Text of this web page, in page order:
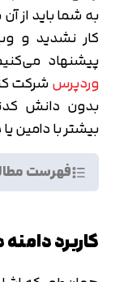
به شما باید از
کار نشدید و
پیشنهاد
وردپرسشرکت
بدون دانش
بیشتر با دامین
فهرست
کاربرد